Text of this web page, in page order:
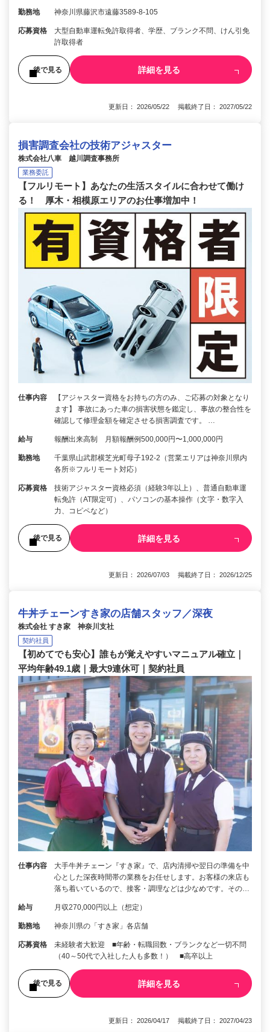
勤務地 神奈川県藤沢市遠藤3589-8-105
応募資格
大型自動車運転免許取得者、学歴、ブランク不問、けん引免
許取得者
後で見る 詳細を見る
更新日： 2026/05/22 掲載終了日： 2027/05/22
損害調査会社の技術アジャスター
株式会社八車 越川調査事務所
業務委託
【フルリモート】あなたの生活スタイルに合わせて働け
る！ 厚木・相模原エリアのお仕事増加中！
仕事内容
【アジャスター資格をお持ちの方のみ、ご応募の対象となり
ます】 事故にあった車の損害状態を鑑定し、事故の整合性を
確認して修理金額を確定させる損害調査です。 …
給与 報酬出来高制 月額報酬例500,000円〜1,000,000円
勤務地
千葉県山武郡横芝光町母子192-2（営業エリアは神奈川県内
各所※フルリモート対応）
応募資格
技術アジャスター資格必須（経験3年以上）、普通自動車運
転免許（AT限定可）、パソコンの基本操作（文字・数字入
力、コピペなど）
後で見る 詳細を見る
更新日： 2026/07/03 掲載終了日： 2026/12/25
牛丼チェーンすき家の店舗スタッフ／深夜
株式会社 すき家 神奈川支社
契約社員
【初めてでも安心】誰もが覚えやすいマニュアル確立｜
平均年齢49.1歳｜最大9連休可｜契約社員
仕事内容
大手牛丼チェーン『すき家』で、店内清掃や翌日の準備を中
心とした深夜時間帯の業務をお任せします。お客様の来店も
落ち着いているので、接客・調理などは少なめです。その…
給与 月収270,000円以上（想定）
勤務地 神奈川県の「すき家」各店舗
応募資格
未経験者大歓迎 ■年齢・転職回数・ブランクなど一切不問
（40～50代で入社した人も多数！） ■高卒以上
後で見る 詳細を見る
更新日： 2026/04/17 掲載終了日： 2027/04/23